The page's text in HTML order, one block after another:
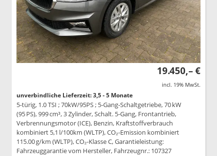
19.450,– €
incl. 19% MwSt.
unverbindliche Lieferzeit: 3,5 - 5 Monate
5-türig, 1.0 TSI ; 70kW/95PS ; 5-Gang-Schaltgetriebe, 70 kW
(95 PS), 999 cm³, 3 Zylinder, Schalt. 5-Gang, Frontantrieb,
Verbrennungsmotor (ICE), Benzin, Kraftstoffverbrauch
kombiniert 5,1 l/100km (WLTP), CO₂-Emission kombiniert
115.00 g/km (WLTP), CO₂-Klasse C, Garantieleistung:
Fahrzeuggarantie vom Hersteller, Fahrzeugnr.: 107327